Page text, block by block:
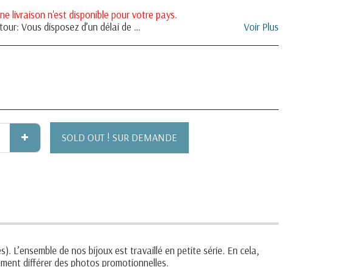
livraison n'est disponible pour votre pays.
Vous disposez d’un délai de 14 jours calendaires à compter de la réception de votre bijou pour demander rétraction sans motif particulier. Vous devrez alors renvoyer le bijou à L&#039;ORAGE Créations dans un délai maximum de 14 jours calendaires suivant votre demande de rétractation. Pour tous les détails sur les conditions de rétractation, veuillez vous référer aux Conditions Générales de Ventes de L&#039;ORAGE Créations. Pour vous aider à rédiger votre demande de rétractation, vous trouverez un modèle de Formulaire de rétractation en annexe aux Conditions Générales de Ventes de L&#039;ORAGE Créations. Voir Plus
SOLD OUT ! SUR DEMANDE
L’ensemble de nos bijoux est travaillé en petite série. En cela,
différer des photos promotionnelles.